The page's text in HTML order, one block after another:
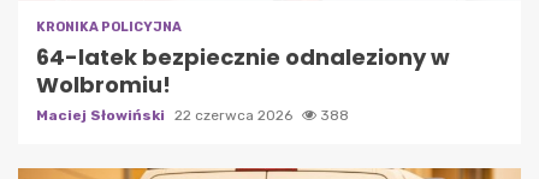
KRONIKA POLICYJNA
64-latek bezpiecznie odnaleziony w
Wolbromiu!
Maciej Słowiński 22 czerwca 2026 388